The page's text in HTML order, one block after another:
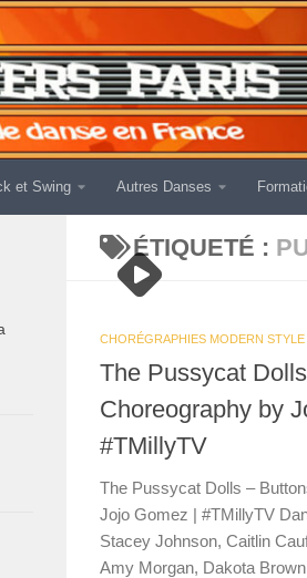
et Swing Autres Danses
ÉTIQUETÉ :
CHORÉGRAPHIES MODERN STYLE
The Pussycat
Choreography by
#TMillyTV
The Pussycat Dolls –
Jojo Gomez | #TMillyTV
Stacey Johnson, Caitlin
Amy Morgan, Dakota